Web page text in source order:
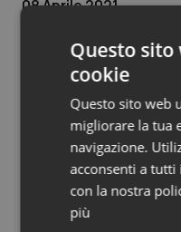
Sangue &
Tiroide
Tumore al seno
Tumore ovarico
08 Aprile 2021
Potrebbe
Governo
Questo sito
cookie
Questo sito web
migliorare la tua
navigazione.
acconsenti a
con la nostra
più